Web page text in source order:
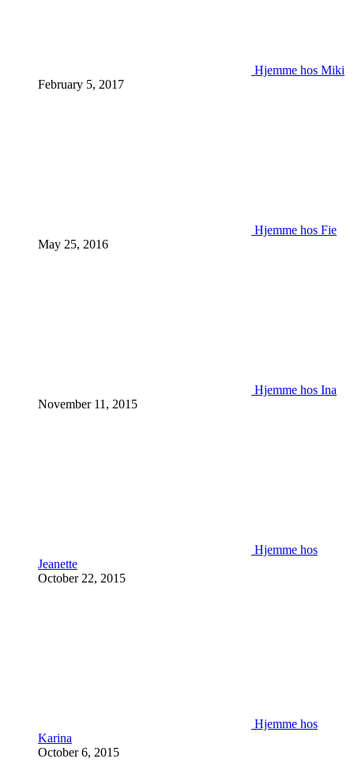
Hjemme hos Miki
February 5, 2017
Hjemme hos Fie
May 25, 2016
Hjemme hos Ina
November 11, 2015
Hjemme hos
Jeanette
October 22, 2015
Hjemme hos
Karina
October 6, 2015